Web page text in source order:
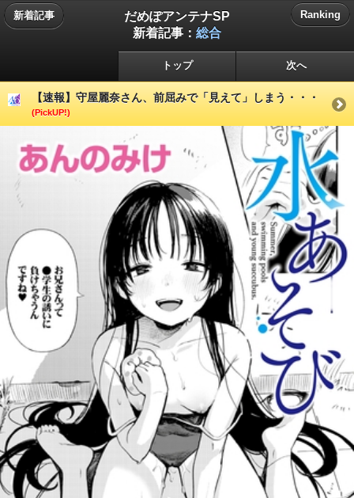
新着記事
だめぽアンテナSP
新着記事： 総合
Ranking
トップ 次へ
【速報】守屋麗奈さん、前屈みで「見えて」しまう・・・
(PickUP!)